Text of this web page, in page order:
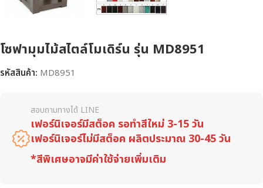
โซฟามุมไม้สไตล์โมเดิร์น รุ่น MD8951
รหัสสินค้า: MD8951
สอบถามทางได้ LINE
เฟอร์นิเจอร์มีสต็อค รอทำสีใหม่ 3-15 วัน
เฟอร์นิเจอร์ไม่มีสต็อค ผลิตประมาณ 30-45 วัน
*สีพิเศษอาจมีค่าใช้จ่ายเพิ่มเติม